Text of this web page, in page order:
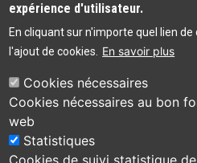
Viviers
expérience d'utilisateur.
En cliquant sur n'importe quel lien
l'ajout de cookies.
En savoir plus
Cookies nécessaires
Cookies nécessaires au bon
web
Statistiques
Cookies de suivi statistique